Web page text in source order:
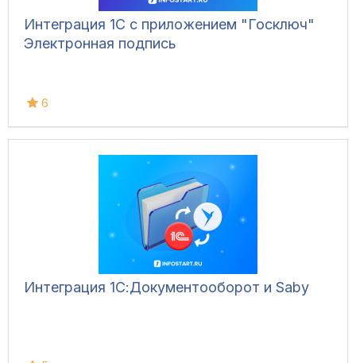
Интеграция 1С с приложением "Госключ"
Электронная подпись
6
Интеграция 1С:Документооборот и Saby